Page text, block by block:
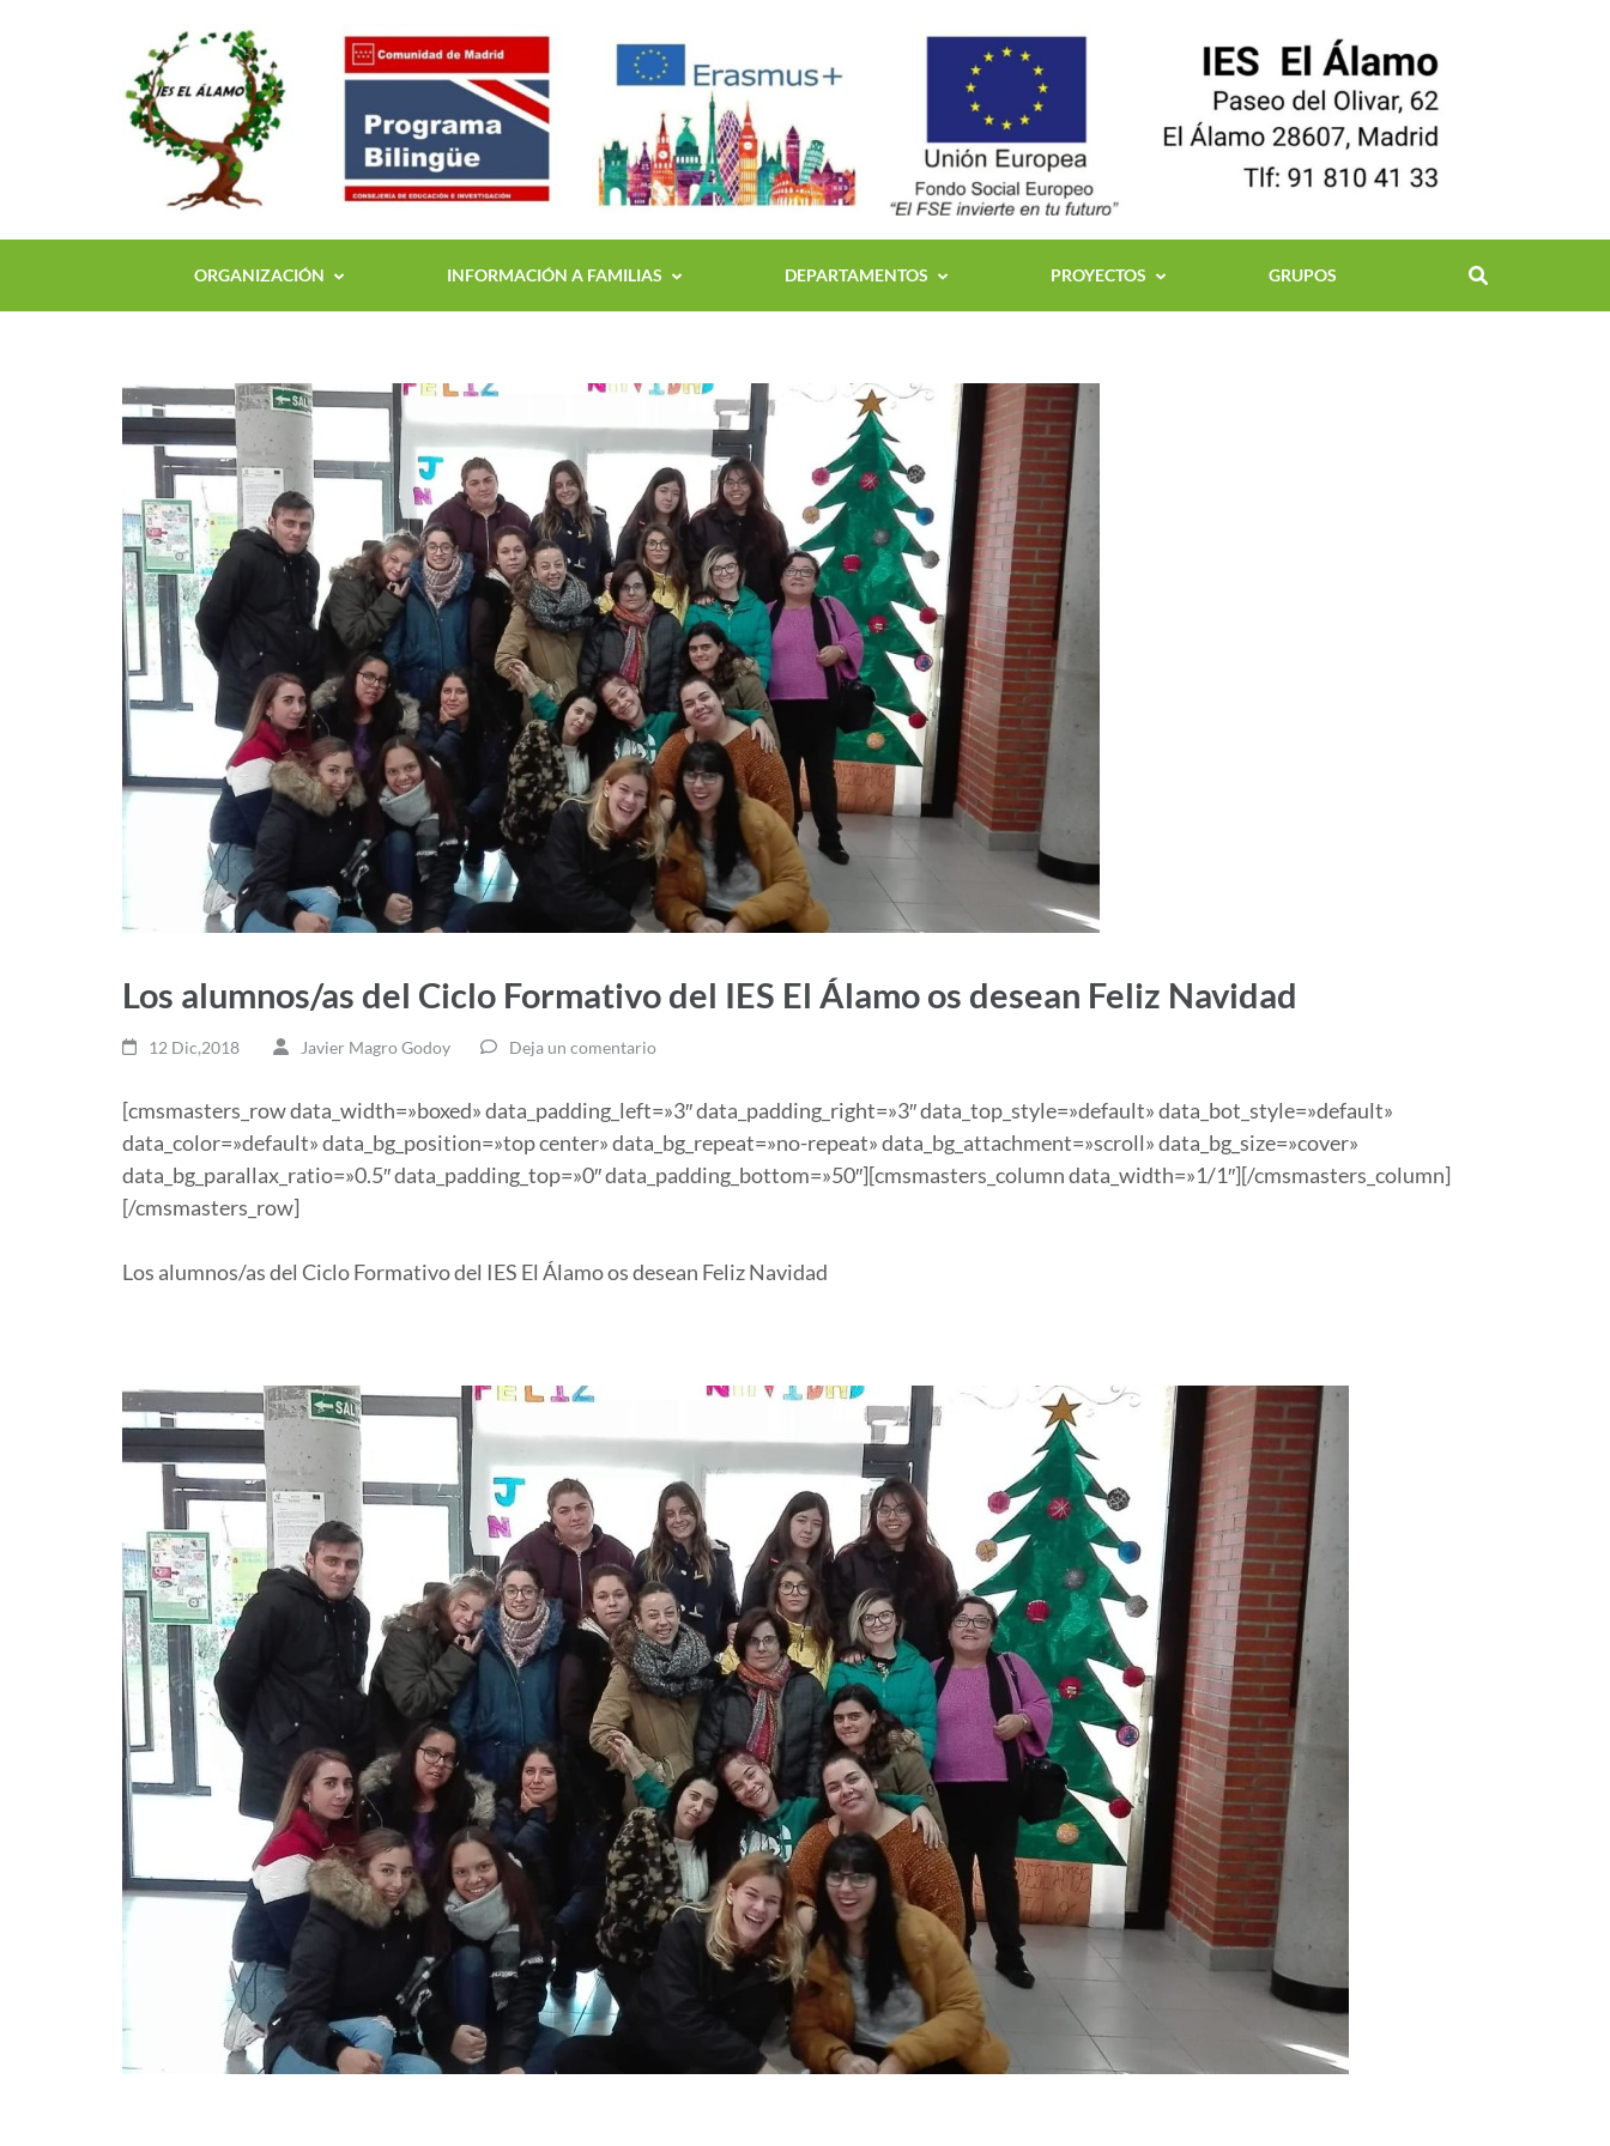
ORGANIZACIÓN INFORMACIÓN A FAMILIAS DEPARTAMENTOS PROYECTOS GRUPOS
Los alumnos/as del Ciclo Formativo del IES El Álamo os desean Feliz Navidad
12 Dic,2018 Javier Magro Godoy Deja un comentario
[cmsmasters_row data_width=»boxed» data_padding_left=»3″ data_padding_right=»3″ data_top_style=»default» data_bot_style=»default»
data_color=»default» data_bg_position=»top center» data_bg_repeat=»no-repeat» data_bg_attachment=»scroll» data_bg_size=»cover»
data_bg_parallax_ratio=»0.5″ data_padding_top=»0″ data_padding_bottom=»50″][cmsmasters_column data_width=»1/1″][/cmsmasters_column]
[/cmsmasters_row]
Los alumnos/as del Ciclo Formativo del IES El Álamo os desean Feliz Navidad